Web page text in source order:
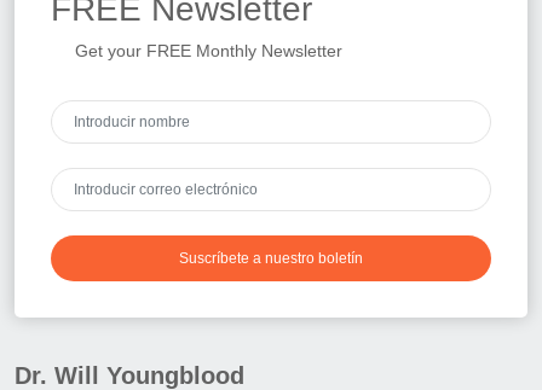
FREE Newsletter
Get your FREE Monthly Newsletter
Suscríbete a nuestro boletín
Dr. Will Youngblood